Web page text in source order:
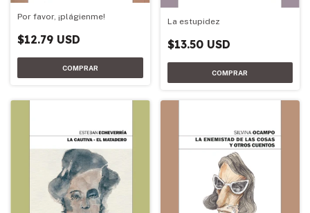
Por favor, ¡plágienme!
$12.79 USD
La estupidez
$13.50 USD